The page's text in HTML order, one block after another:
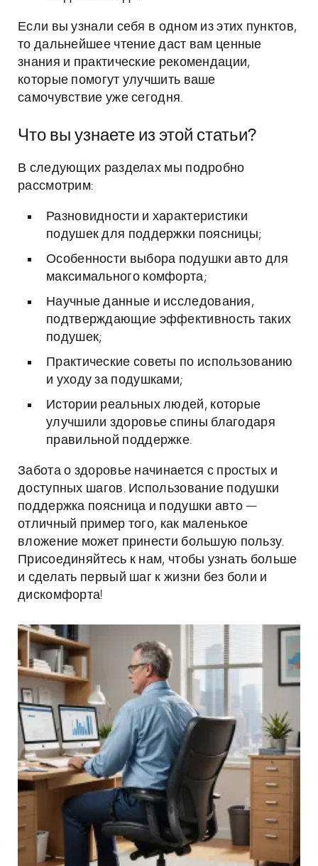
Если вы узнали себя в одном из этих пунктов,
то дальнейшее чтение даст вам ценные
знания и практические рекомендации,
которые помогут улучшить ваше
самочувствие уже сегодня.
Что вы узнаете из этой статьи?
В следующих разделах мы подробно
рассмотрим:
Разновидности и характеристики
подушек для поддержки поясницы;
Особенности выбора подушки авто для
максимального комфорта;
Научные данные и исследования,
подтверждающие эффективность таких
подушек;
Практические советы по использованию
и уходу за подушками;
Истории реальных людей, которые
улучшили здоровье спины благодаря
правильной поддержке.
Забота о здоровье начинается с простых и
доступных шагов. Использование подушки
поддержка поясница и подушки авто —
отличный пример того, как маленькое
вложение может принести большую пользу.
Присоединяйтесь к нам, чтобы узнать больше
и сделать первый шаг к жизни без боли и
дискомфорта!